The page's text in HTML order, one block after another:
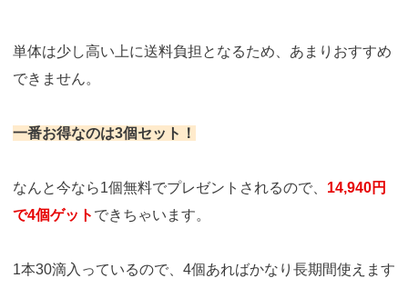
単体は少し高い上に送料負担となるため、あまりおすすめ
できません。
一番お得なのは3個セット！
なんと今なら1個無料でプレゼントされるので、 14,940円
で4個ゲット できちゃいます。
1本30滴入っているので、4個あればかなり長期間使えます